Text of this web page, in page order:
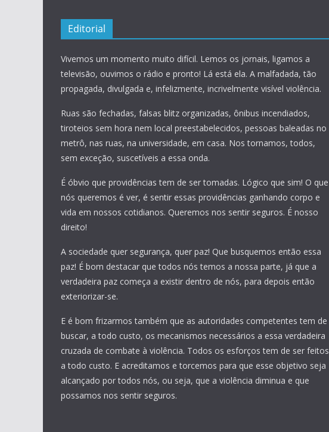
Editorial
Vivemos um momento muito difícil. Lemos os jornais, ligamos a
televisão, ouvimos o rádio e pronto! Lá está ela. A malfadada, tão
propagada, divulgada e, infelizmente, incrivelmente visível violência.
Ruas são fechadas, falsas blitz organizadas, ônibus incendiados,
tiroteios sem hora nem local preestabelecidos, pessoas baleadas no
metrô, nas ruas, na universidade, em casa. Nos tornamos, todos,
sem exceção, suscetíveis a essa onda.
É óbvio que providências tem de ser tomadas. Lógico que sim! O que
nós queremos é ver, é sentir essas providências ganhando corpo e
vida em nossos cotidianos. Queremos nos sentir seguros. É nosso
direito!
A sociedade quer segurança, quer paz! Que busquemos então essa
paz! É bom destacar que todos nós temos a nossa parte, já que a
verdadeira paz começa a existir dentro de nós, para depois então
exteriorizar-se.
E é bom frizarmos também que as autoridades competentes tem de
buscar, a todo custo, os mecanismos necessários a essa verdadeira
cruzada de combate à violência. Todos os esforços tem de ser feitos
a todo custo. E acreditamos e torcemos para que esse objetivo seja
alcançado por todos nós, ou seja, que a violência diminua e que
possamos nos sentir seguros.